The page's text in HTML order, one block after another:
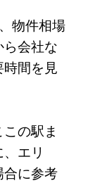
物件相場
会社な
間を見
の駅ま
エリ
に参考